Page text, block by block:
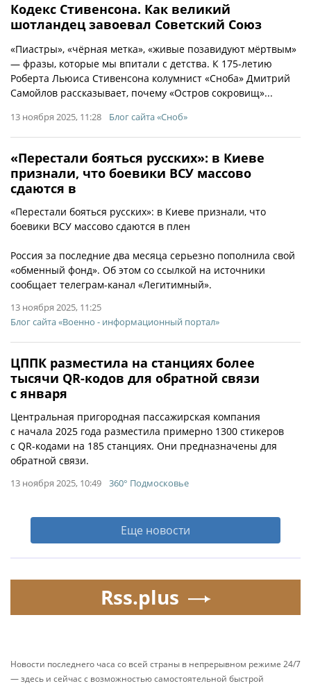
Кодекс Стивенсона. Как великий
шотландец завоевал Советский Союз
«Пиастры», «чёрная метка», «живые позавидуют мёртвым»
— фразы, которые мы впитали с детства. К 175-летию
Роберта Льюиса Стивенсона колумнист «Сноба» Дмитрий
Самойлов рассказывает, почему «Остров сокровищ»...
13 ноября 2025, 11:28 Блог сайта «Сноб»
«Перестали бояться русских»: в Киеве
признали, что боевики ВСУ массово
сдаются в
«Перестали бояться русских»: в Киеве признали, что
боевики ВСУ массово сдаются в плен
Россия за последние два месяца серьезно пополнила свой
«обменный фонд». Об этом со ссылкой на источники
сообщает телеграм-канал «Легитимный».
13 ноября 2025, 11:25
Блог сайта «Военно - информационный портал»
ЦППК разместила на станциях более
тысячи QR-кодов для обратной связи
с января
Центральная пригородная пассажирская компания
с начала 2025 года разместила примерно 1300 стикеров
с QR-кодами на 185 станциях. Они предназначены для
обратной связи.
13 ноября 2025, 10:49 360° Подмосковье
Еще новости
Rss.plus
Новости последнего часа со всей страны в непрерывном режиме 24/7
— здесь и сейчас с возможностью самостоятельной быстрой